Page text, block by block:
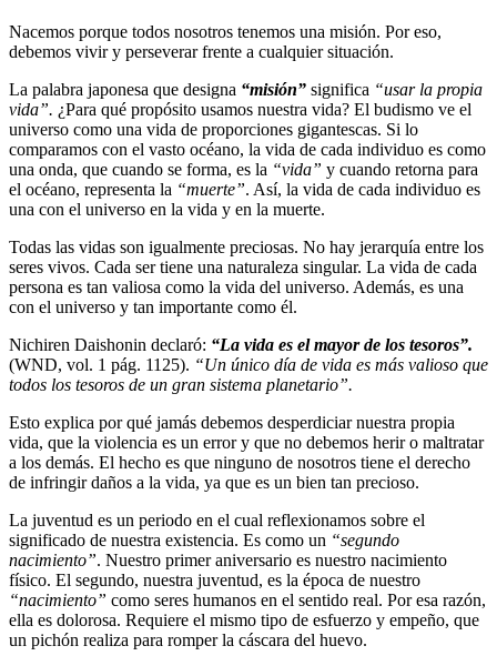
Nacemos porque todos nosotros tenemos una misión. Por eso,
debemos vivir y perseverar frente a cualquier situación.
La palabra japonesa que designa “misión” significa “usar la propia
vida”. ¿Para qué propósito usamos nuestra vida? El budismo ve el
universo como una vida de proporciones gigantescas. Si lo
comparamos con el vasto océano, la vida de cada individuo es como
una onda, que cuando se forma, es la “vida” y cuando retorna para
el océano, representa la “muerte”. Así, la vida de cada individuo es
una con el universo en la vida y en la muerte.
Todas las vidas son igualmente preciosas. No hay jerarquía entre los
seres vivos. Cada ser tiene una naturaleza singular. La vida de cada
persona es tan valiosa como la vida del universo. Además, es una
con el universo y tan importante como él.
Nichiren Daishonin declaró: “La vida es el mayor de los tesoros”.
(WND, vol. 1 pág. 1125). “Un único día de vida es más valioso que
todos los tesoros de un gran sistema planetario”.
Esto explica por qué jamás debemos desperdiciar nuestra propia
vida, que la violencia es un error y que no debemos herir o maltratar
a los demás. El hecho es que ninguno de nosotros tiene el derecho
de infringir daños a la vida, ya que es un bien tan precioso.
La juventud es un periodo en el cual reflexionamos sobre el
significado de nuestra existencia. Es como un “segundo
nacimiento”. Nuestro primer aniversario es nuestro nacimiento
físico. El segundo, nuestra juventud, es la época de nuestro
“nacimiento” como seres humanos en el sentido real. Por esa razón,
ella es dolorosa. Requiere el mismo tipo de esfuerzo y empeño, que
un pichón realiza para romper la cáscara del huevo.